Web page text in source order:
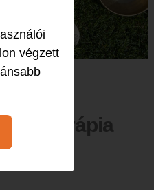
Hangterápia
végzett